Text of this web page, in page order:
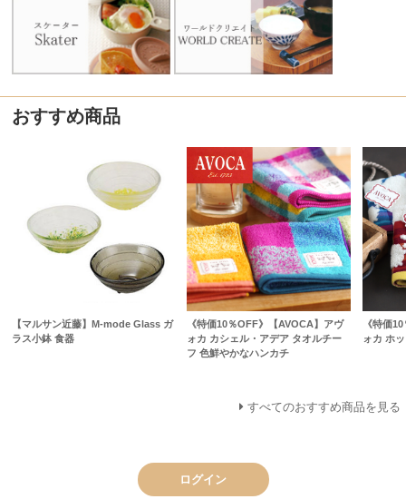
おすすめ商品
【マルサン近藤】M-mode Glass ガ
ラス小鉢 食器
《特価10％OFF》【AVOCA】アヴ
ォカ カシェル・アデア タオルチー
フ 色鮮やかなハンカチ
《特価
ォカ ホ
すべてのおすすめ商品を見る
ログイン